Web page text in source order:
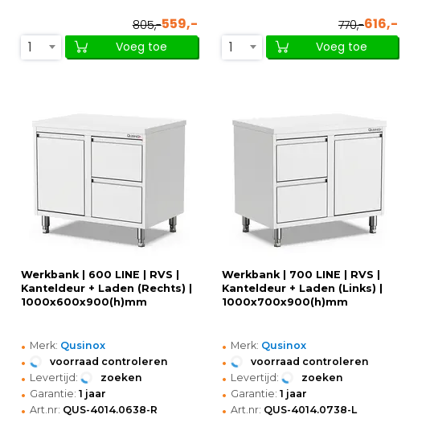
805,-559,-
1
Voeg toe
770,-616,-
1
Voeg toe
Werkbank | 600 LINE | RVS |
Kanteldeur + Laden (Rechts) |
1000x600x900(h)mm
• Merk: Qusinox
• voorraad controleren
• Levertijd: zoeken
• Garantie: 1 jaar
• Art.nr: QUS-4014.0638-R
Werkbank | 700 LINE | RVS |
Kanteldeur + Laden (Links) |
1000x700x900(h)mm
• Merk: Qusinox
• voorraad controleren
• Levertijd: zoeken
• Garantie: 1 jaar
• Art.nr: QUS-4014.0738-L